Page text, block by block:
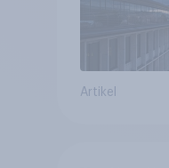
Artikel